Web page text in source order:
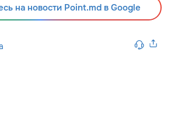
на новости Point.md в Google